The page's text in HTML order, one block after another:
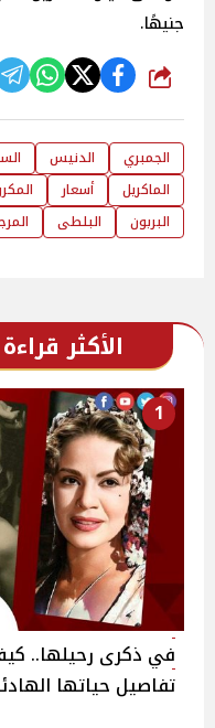
جنيهًا.
شارك
الجمبري الدنيس
الماكريل
أسعار
البربون
البلطى
الأكثر قراءة
1
في ذكرى رحيلها..
تفاصيل حياتها